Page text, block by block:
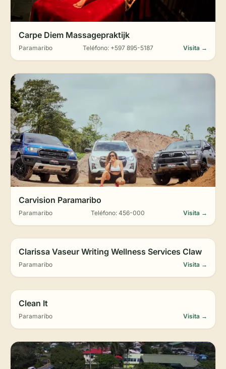
Carpe Diem Massagepraktijk
Paramaribo Teléfono: +597 895-5187 Visita →
Carvision Paramaribo
Paramaribo Teléfono: 456-000 Visita →
Clarissa Vaseur Writing Wellness Services Claw
Paramaribo Visita →
Clean It
Paramaribo Visita →